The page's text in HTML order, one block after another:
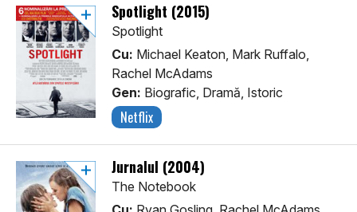
Spotlight (2015)
Spotlight
Cu: Michael Keaton, Mark Ruffalo,
Rachel McAdams
Gen: Biografic, Dramă, Istoric
Netflix
Jurnalul (2004)
The Notebook